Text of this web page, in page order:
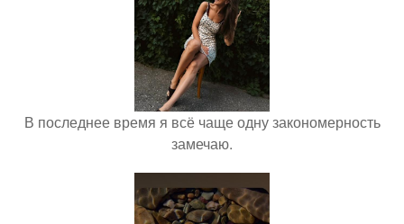
В последнее время я всё чаще одну закономерность
замечаю.